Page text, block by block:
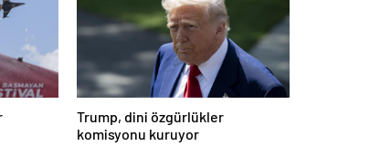
Trump, dini özgürlükler
komisyonu kuruyor